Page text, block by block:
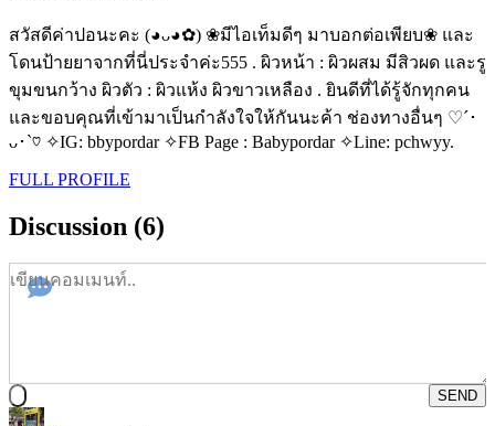
สวัสดีค่าปอนะคะ (◕ᴗ◕✿) ❀มีไอเท็มดีๆ มาบอกต่อเพียบ❀ และ
โดนป้ายยาจากที่นี่ประจำค่ะ555 . ผิวหน้า : ผิวผสม มีสิวผด และรู
ขุมขนกว้าง ผิวตัว : ผิวแห้ง ผิวขาวเหลือง . ยินดีที่ได้รู้จักทุกคน
และขอบคุณที่เข้ามาเป็นกำลังใจให้กันนะค้า ช่องทางอื่นๆ ♡´･
ᴗ･`♡ ✧IG: bbypordar ✧FB Page : Babypordar ✧Line: pchwyy.
FULL PROFILE
Discussion (6)
SEND